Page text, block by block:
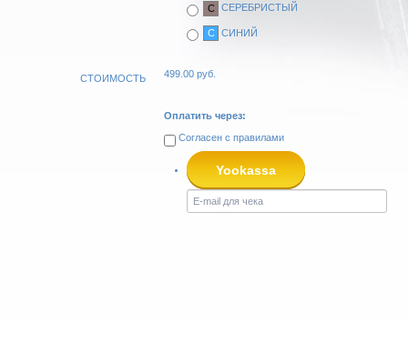
C СЕРЕБРИСТЫЙ
C СИНИЙ
СТОИМОСТЬ 499.00 руб.
Оплатить через:
Согласен с правилами
Yookassa